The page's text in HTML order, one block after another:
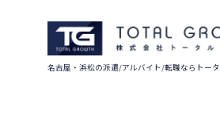
名古屋・浜松の派遣/アルバイト/転職ならトー